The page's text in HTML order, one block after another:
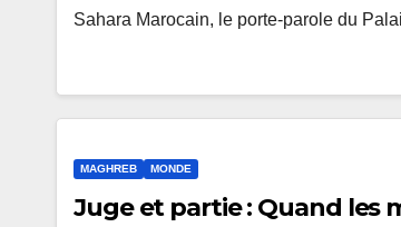
Sahara Marocain, le porte-parole du
MAGHREB MONDE
Juge et partie : Quand les